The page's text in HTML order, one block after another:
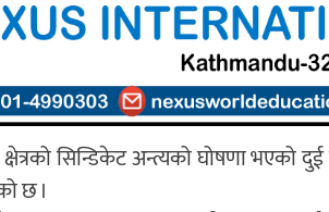
क्षेत्रको सिन्डिकेट अन्त्यको घोषणा भएको
छ ।